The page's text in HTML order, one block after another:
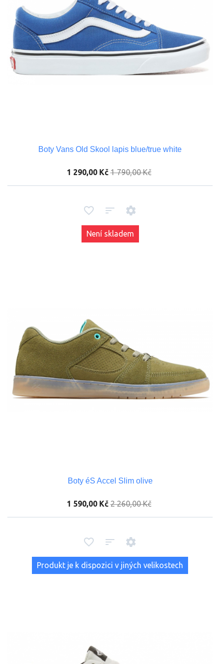
Boty Vans Old Skool lapis blue/true white
1 290,00 Kč 1 790,00 Kč
Není skladem
Boty éS Accel Slim olive
1 590,00 Kč 2 260,00 Kč
Produkt je k dispozici v jiných velikostech